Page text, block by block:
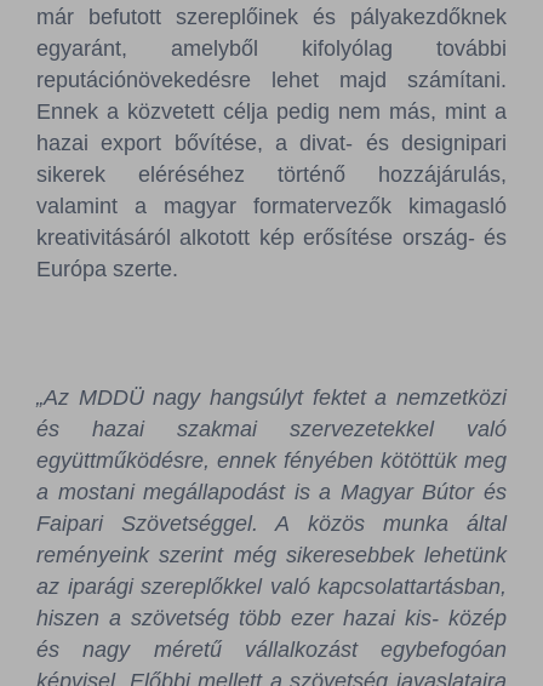
már befutott szereplőinek és pályakezdőknek
egyaránt, amelyből kifolyólag további
reputációnövekedésre lehet majd számítani.
Ennek a közvetett célja pedig nem más, mint a
hazai export bővítése, a divat- és designipari
sikerek eléréséhez történő hozzájárulás,
valamint a magyar formatervezők kimagasló
kreativitásáról alkotott kép erősítése ország- és
Európa szerte.
„Az MDDÜ nagy hangsúlyt fektet a nemzetközi
és hazai szakmai szervezetekkel való
együttműködésre, ennek fényében kötöttük meg
a mostani megállapodást is a Magyar Bútor és
Faipari Szövetséggel. A közös munka által
reményeink szerint még sikeresebbek lehetünk
az iparági szereplőkkel való kapcsolattartásban,
hiszen a szövetség több ezer hazai kis- közép
és nagy méretű vállalkozást egybefogóan